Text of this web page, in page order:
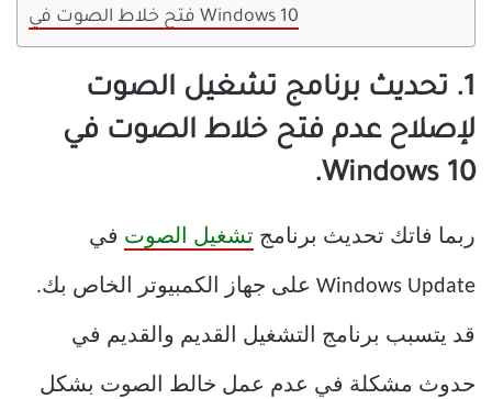
فتح خلاط الصوت في Windows 10
1. تحديث برنامج تشغيل الصوت
لإصلاح عدم فتح خلاط الصوت في
Windows 10.
ربما فاتك تحديث برنامج تشغيل الصوت في
Windows Update على جهاز الكمبيوتر الخاص بك.
قد يتسبب برنامج التشغيل القديم والقديم في
حدوث مشكلة في عدم عمل خالط الصوت بشكل